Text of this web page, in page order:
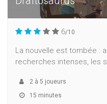
6/10
La nouvelle est tombée :
recherches intenses, les
2 à 5 joueurs
15 minutes